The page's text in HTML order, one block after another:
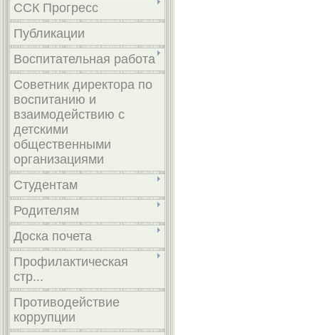
ССК Прогресс
Публикации
Воспитательная работа
Советник директора по
воспитанию и
взаимодействию с
детскими
общественными
организациями
Студентам
Родителям
Доска почета
Профилактическая
стр...
Противодействие
коррупции